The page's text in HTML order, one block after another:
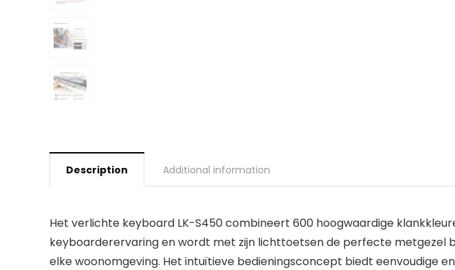
Description Additional information
Het verlichte keyboard LK-S450 combineert 600 hoogwaardige
keyboarderervaring en wordt met zijn lichttoetsen de perfecte metgezel
elke woonomgeving. Het intuïtieve bedieningsconcept biedt eenvoudige